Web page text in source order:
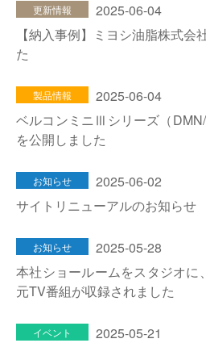
更新情報
2025-06-04
【納入事例】ミヨシ油脂株式会
た
製品情報
2025-06-04
ベルコンミニⅢシリーズ（
を公開しました
お知らせ
2025-06-02
サイトリニューアルのお知らせ
お知らせ
2025-05-28
本社ショールームをスタジオに
元TV番組が収録されました
イベント
2025-05-21